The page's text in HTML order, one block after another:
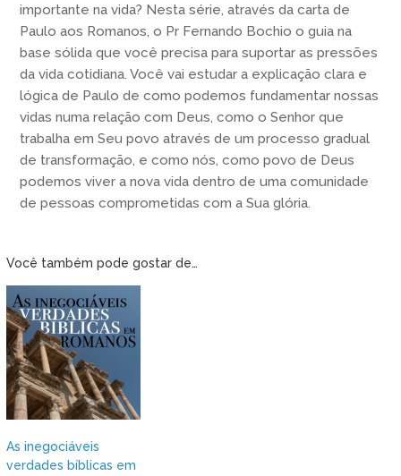
importante na vida? Nesta série, através da carta de
Paulo aos Romanos, o Pr Fernando Bochio o guia na
base sólida que você precisa para suportar as pressões
da vida cotidiana. Você vai estudar a explicação clara e
lógica de Paulo de como podemos fundamentar nossas
vidas numa relação com Deus, como o Senhor que
trabalha em Seu povo através de um processo gradual
de transformação, e como nós, como povo de Deus
podemos viver a nova vida dentro de uma comunidade
de pessoas comprometidas com a Sua glória.
Você também pode gostar de…
As inegociáveis
verdades bíblicas em